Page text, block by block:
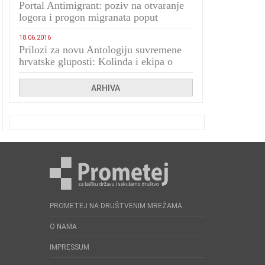
Portal Antimigrant: poziv na otvaranje
logora i progon migranata poput
18.06.2016
Prilozi za novu Antologiju suvremene
hrvatske gluposti: Kolinda i ekipa o
ARHIVA
PROMETEJ NA DRUŠTVENIM MREŽAMA
O NAMA
IMPRESSUM